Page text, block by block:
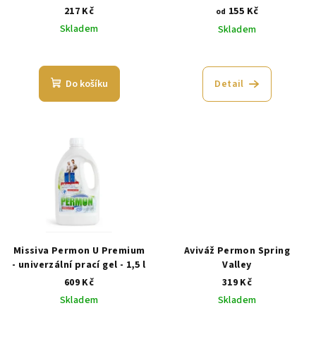
217 Kč
Skladem
Do košíku
od 155 Kč
Skladem
Detail
Missiva Permon U Premium
- univerzální prací gel - 1,5 l
609 Kč
Skladem
Aviváž Permon Spring
Valley
319 Kč
Skladem